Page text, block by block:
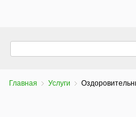
Главная Услуги